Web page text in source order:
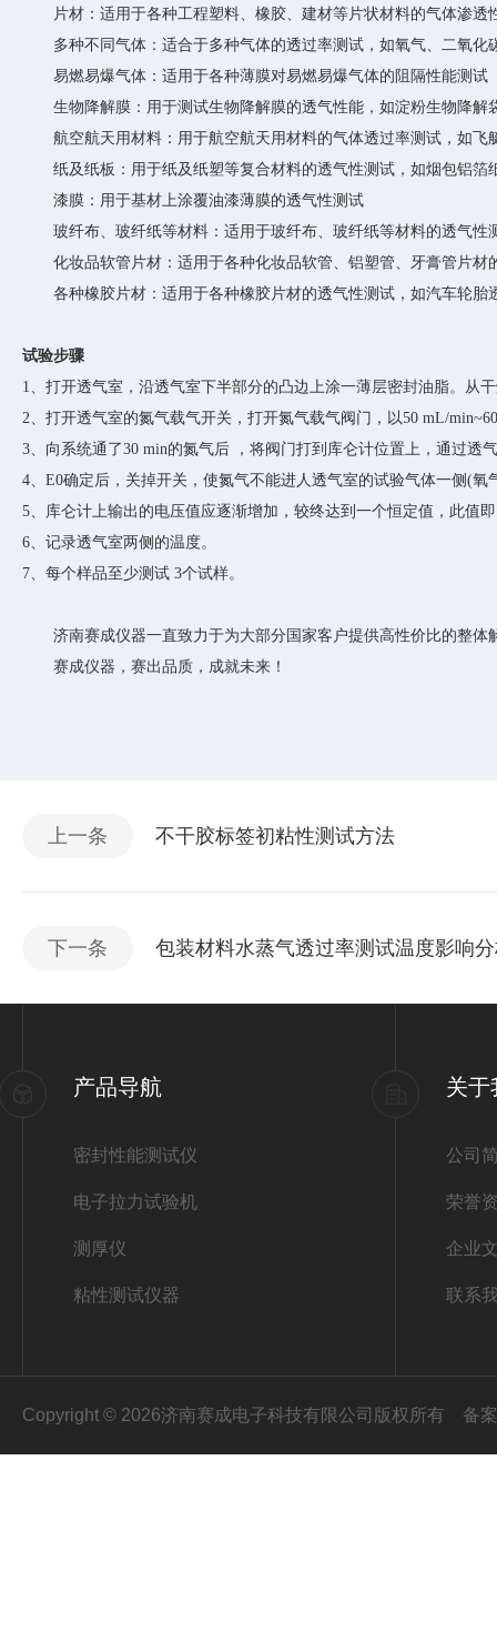
片材 ： 适用于各种工程塑料、橡胶、建材等片状材料的气体渗透
多种不同气体 ： 适合于多种气体的透过率测试，如氧气、二氧化
易燃易爆气体 ： 适用于各种薄膜对易燃易爆气体的阻隔性能测试
生物降解膜 ： 用于测试生物降解膜的透气性能，如淀粉生物降解
航空航天用材料 ： 用于航空航天用材料的气体透过率测试，如飞
纸及纸板 ： 用于纸及纸塑等复合材料的透气性测试，如烟包铝
漆膜 ： 用于基材上涂覆油漆薄膜的透气性测试
玻纤布、玻纤纸等材料 ： 适用于玻纤布、玻纤纸等材料的透气性
化妆品软管片材 ： 适用于各种化妆品软管、铝塑管、牙膏管片材
各种橡胶片材 ： 适用于各种橡胶片材的透气性测试，如汽车轮胎
试验步骤
1、 打开透气室，沿透气室下半部分的凸边上涂一薄层密封油脂。从
2、 打开透气室的氮气载气开关，打开氮气载气阀门，以50 mL/
3、 向系统通了30 min的氮气后 ，将阀门打到库仑计位置上，通过透
4、 E0确定后，关掉开关，使氮气不能进人透气室的试验气体一侧(
5、 库仑计上输出的电压值应逐渐增加，较终达到一个恒定值，此值
6、 记录透气室两侧的温度。
7、 每个样品至少测试 3个试样。
济南赛成仪器一直致力于为大部分国家客户提供高性价比的整
赛成仪器，赛出品质，成就未来！
上一条 不干胶标签初粘性测试方法
下一条 包装材料水蒸气透过率测试温度影响
产品导航
密封性能测试仪
电子拉力试验机
测厚仪
粘性测试仪器
关于
公司
荣誉
企业
联系
Copyright © 2026济南赛成电子科技有限公司版权所有 备